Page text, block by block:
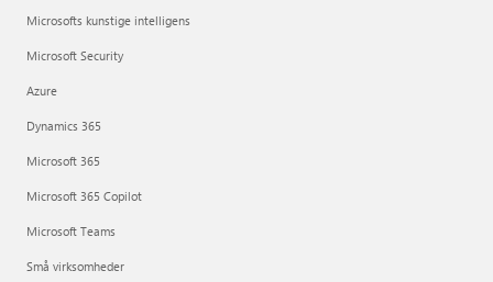
Microsofts kunstige intelligens
Microsoft Security
Azure
Dynamics 365
Microsoft 365
Microsoft 365 Copilot
Microsoft Teams
Små virksomheder